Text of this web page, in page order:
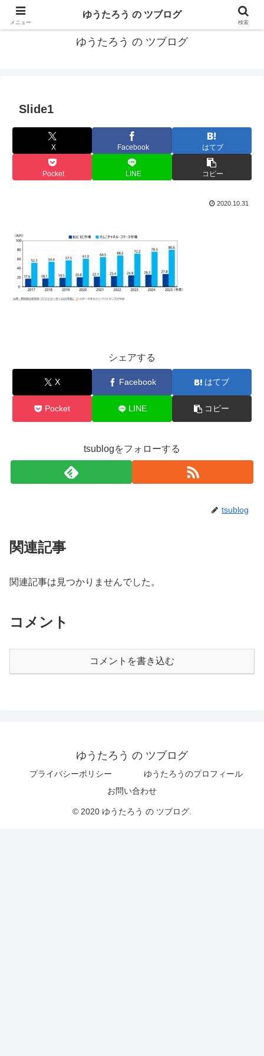
カリフォルニアMBA卒40代がMBA・キャリアとEコマースについて発信
ゆうたろう の ツブログ
Slide1
X Facebook はてブ
Pocket LINE コピー
2020.10.31
シェアする
X Facebook はてブ
Pocket LINE コピー
tsublogをフォローする
tsublog
関連記事
関連記事は見つかりませんでした。
コメント
コメントを書き込む
ゆうたろう の ツブログ
プライバシーポリシー
ゆうたろうのプロフィール
お問い合わせ
© 2020 ゆうたろう の ツブログ.
メニュー
ゆうたろう の ツブログ
検索